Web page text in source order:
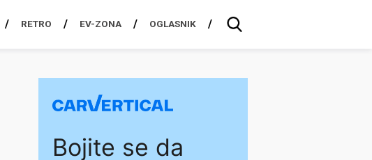
RETRO EV-ZONA OGLASNIK